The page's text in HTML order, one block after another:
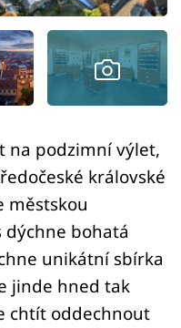
na podzimní výlet,
královské
městskou
dýchne bohatá
unikátní sbírka
jinde hned tak
chtít oddechnout